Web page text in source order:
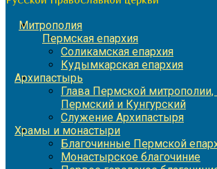
Митрополия
Пермская епархия
Соликамская епархия
Кудымкарская епархия
Архипастырь
Глава Пермской митрополии,
Пермский и Кунгурский
Служение Архипастыря
Храмы и монастыри
Благочинные Пермской
Монастырское благочиние